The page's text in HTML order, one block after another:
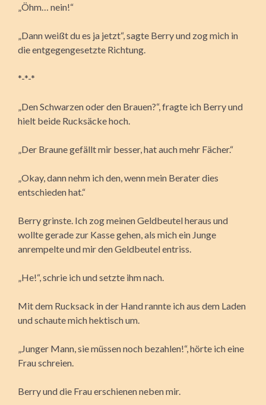
„Öhm… nein!“
„Dann weißt du es ja jetzt“, sagte Berry und zog mich in
die entgegengesetzte Richtung.
*-*-*
„Den Schwarzen oder den Brauen?“, fragte ich Berry und
hielt beide Rucksäcke hoch.
„Der Braune gefällt mir besser, hat auch mehr Fächer.“
„Okay, dann nehm ich den, wenn mein Berater dies
entschieden hat.“
Berry grinste. Ich zog meinen Geldbeutel heraus und
wollte gerade zur Kasse gehen, als mich ein Junge
anrempelte und mir den Geldbeutel entriss.
„He!“, schrie ich und setzte ihm nach.
Mit dem Rucksack in der Hand rannte ich aus dem Laden
und schaute mich hektisch um.
„Junger Mann, sie müssen noch bezahlen!“, hörte ich eine
Frau schreien.
Berry und die Frau erschienen neben mir.